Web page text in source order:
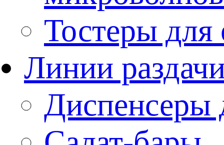
Тостеры
Линии
Диспенсеры